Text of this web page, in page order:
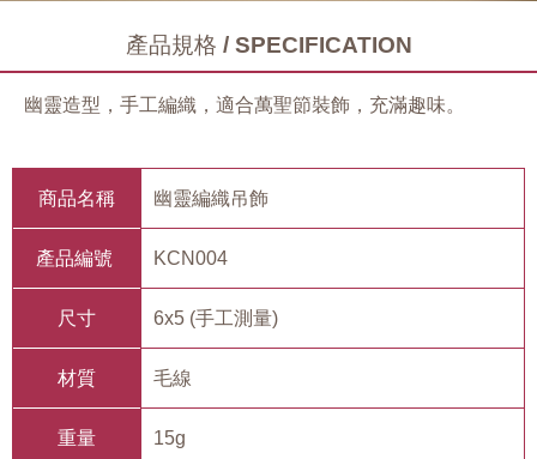
產品規格 / SPECIFICATION
幽靈造型，手工編織，適合萬聖節裝飾，充滿趣味。
商品名稱 幽靈編織吊飾
產品編號 KCN004
尺寸 6x5 (手工測量)
材質 毛線
重量 15g